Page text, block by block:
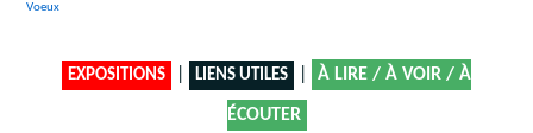
Voeux
EXPOSITIONS LIENS UTILES À LIRE / À VOIR / À
ÉCOUTER